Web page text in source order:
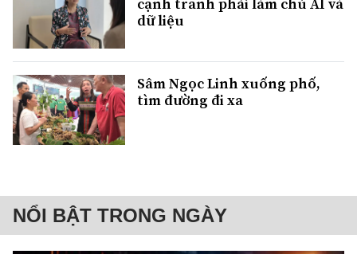
dữ liệu
Sâm Ngọc Linh xuống phố,
tìm đường đi xa
NỔI BẬT TRONG NGÀY